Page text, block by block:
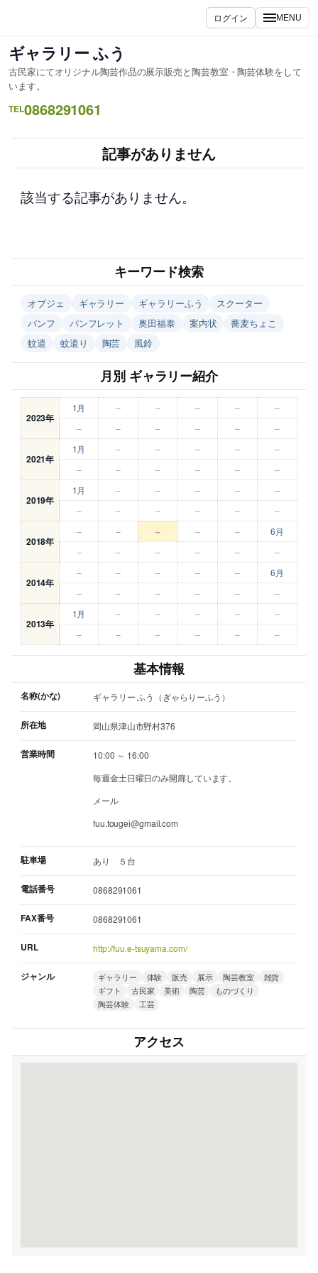
ス
キ
ッ
プ
ログイン MENU
ギャラリー ふう
古民家にてオリジナル陶芸作品の展示販売と陶芸教室・陶芸体験をして
います。
TEL0868291061
記事がありません
該当する記事がありません。
キーワード検索
オブジェ ギャラリー ギャラリーふう
スクーター
パンフ
パンフレット 奥田福泰 案内状
蕎麦ちょこ
蚊遣
蚊遣り 陶芸 風鈴
月別 ギャラリー紹介
2023年
1月 – – – –
–
–
– – – – –
2021年
1月 – – – –
–
–
– – – – –
2019年
1月 – – – –
–
–
– – – – –
2018年
– – – – –
6月
–
– – – – –
2014年
– – – – –
6月
–
– – – – –
2013年
1月 – – – –
–
–
– – – – –
基本情報
名称(かな) ギャラリー ふう（ぎゃらりーふう）
所在地 岡山県津山市野村376
営業時間
10:00 ～ 16:00
毎週金土日曜日のみ開廊しています。
メール
fuu.tougei@gmail.com
駐車場 あり ５台
電話番号 0868291061
FAX番号 0868291061
URL http://fuu.e-tsuyama.com/
ジャンル ギャラリー 体験 販売 展示 陶芸教室
雑貨
ギフト
古民家 美術 陶芸
ものづくり
陶芸体験
工芸
アクセス